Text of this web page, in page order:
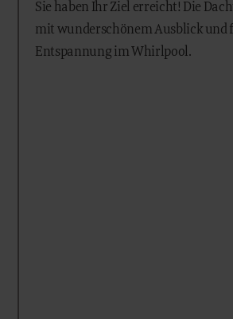
Sie haben Ihr Ziel erreicht! Die
mit wunderschönem Ausblick und
Entspannung im Whirlpool.